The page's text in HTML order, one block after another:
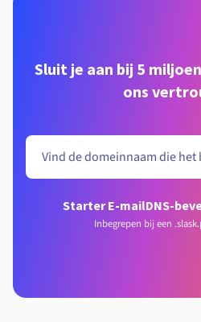
Sluit je aan bij 5
ons
Starter E-mailDNS-
Inbegrepen bij een